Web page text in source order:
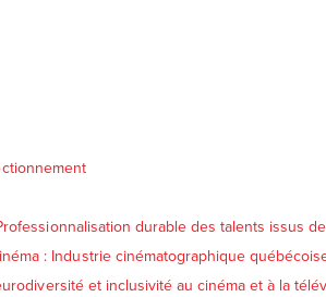
durable des talents issus
: Industrie cinématographique
et inclusivité au cinéma et à la